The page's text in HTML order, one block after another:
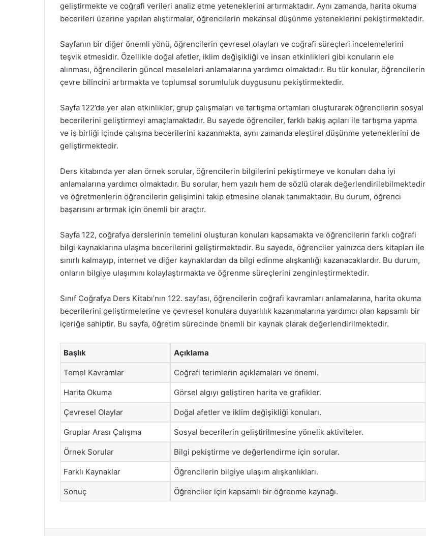
geliştirmekte ve coğrafi verileri analiz etme yeteneklerini artırmaktadır. Aynı zamanda, harita okuma
becerileri üzerine yapılan alıştırmalar, öğrencilerin mekansal düşünme yeteneklerini pekiştirmektedir.
Sayfanın bir diğer önemli yönü, öğrencilerin çevresel olayları ve coğrafi süreçleri incelemelerini
teşvik etmesidir. Özellikle doğal afetler, iklim değişikliği ve insan etkinlikleri gibi konuların ele
alınması, öğrencilerin güncel meseleleri anlamalarına yardımcı olmaktadır. Bu tür konular, öğrencilerin
çevre bilincini artırmakta ve toplumsal sorumluluk duygusunu pekiştirmektedir.
Sayfa 122’de yer alan etkinlikler, grup çalışmaları ve tartışma ortamları oluşturarak öğrencilerin sosyal
becerilerini geliştirmeyi amaçlamaktadır. Bu sayede öğrenciler, farklı bakış açıları ile tartışma yapma
ve iş birliği içinde çalışma becerilerini kazanmakta, aynı zamanda eleştirel düşünme yeteneklerini de
geliştirmektedir.
Ders kitabında yer alan örnek sorular, öğrencilerin bilgilerini pekiştirmeye ve konuları daha iyi
anlamalarına yardımcı olmaktadır. Bu sorular, hem yazılı hem de sözlü olarak değerlendirilebilmektedir
ve öğretmenlerin öğrencilerin gelişimini takip etmesine olanak tanımaktadır. Bu durum, öğrenci
başarısını artırmak için önemli bir araçtır.
Sayfa 122, coğrafya derslerinin temelini oluşturan konuları kapsamakta ve öğrencilerin farklı coğrafi
bilgi kaynaklarına ulaşma becerilerini geliştirmektedir. Bu sayede, öğrenciler yalnızca ders kitapları ile
sınırlı kalmayıp, internet ve diğer kaynaklardan da bilgi edinme alışkanlığı kazanacaklardır. Bu durum,
onların bilgiye ulaşımını kolaylaştırmakta ve öğrenme süreçlerini zenginleştirmektedir.
Sınıf Coğrafya Ders Kitabı’nın 122. sayfası, öğrencilerin coğrafi kavramları anlamalarına, harita okuma
becerilerini geliştirmelerine ve çevresel konulara duyarlılık kazanmalarına yardımcı olan kapsamlı bir
içeriğe sahiptir. Bu sayfa, öğretim sürecinde önemli bir kaynak olarak değerlendirilmektedir.
Başlık Açıklama
Temel Kavramlar Coğrafi terimlerin açıklamaları ve önemi.
Harita Okuma Görsel algıyı geliştiren harita ve grafikler.
Çevresel Olaylar Doğal afetler ve iklim değişikliği konuları.
Gruplar Arası Çalışma Sosyal becerilerin geliştirilmesine yönelik aktiviteler.
Örnek Sorular Bilgi pekiştirme ve değerlendirme için sorular.
Farklı Kaynaklar Öğrencilerin bilgiye ulaşım alışkanlıkları.
Sonuç Öğrenciler için kapsamlı bir öğrenme kaynağı.